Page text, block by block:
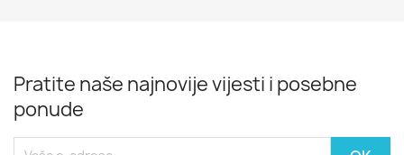
Pratite naše najnovije vijesti i posebne
ponude